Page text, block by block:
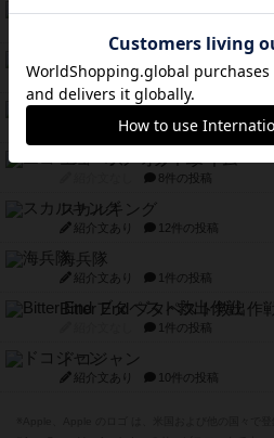
アンブッシュ！：ムーブアウ
キャプテン・フリップ：イ
紹介文なし 2件の投稿
ガルフストライク
紹介文あり 1件の投稿
エコーズ・オブ・タイム
8件の投稿
スカルキング
紹介文あり 12件の投稿
海兵隊
紹介文あり 1件の投稿
Bitter End ブタペスト救出作
1件の投稿
ドコジャン
紹介文あり 10件の投稿